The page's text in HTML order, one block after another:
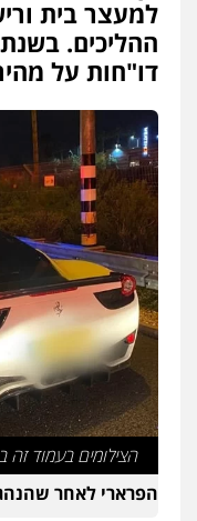
עו"ד
פלילי
פלילי
פלילי
דוד
פלילי
למעצר בית
דו"חות על
הצילומים בעמוד זה בהתאם
הפרארי לאחר